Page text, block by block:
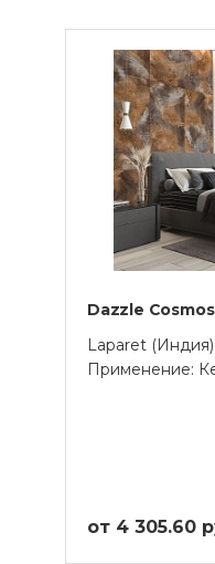
Dazzle
Laparet (Индия)
Применение:
от 4 305.60